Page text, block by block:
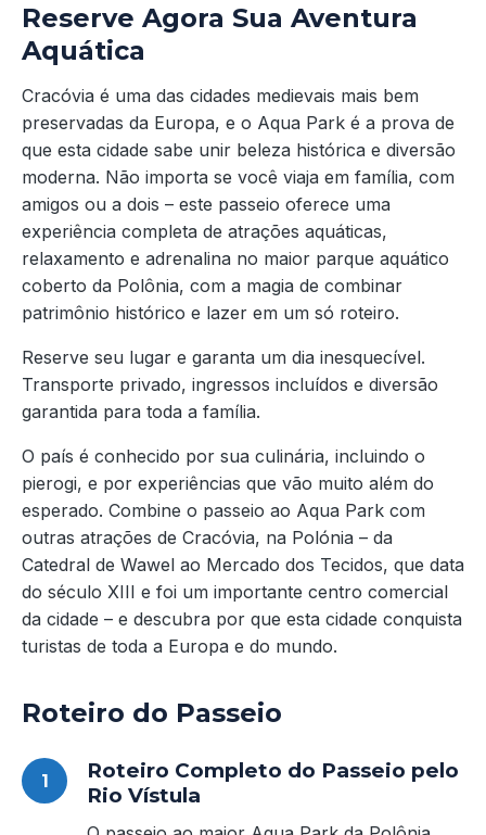
Reserve Agora Sua Aventura
Aquática
Cracóvia é uma das cidades medievais mais bem
preservadas da Europa, e o Aqua Park é a prova de
que esta cidade sabe unir beleza histórica e diversão
moderna. Não importa se você viaja em família, com
amigos ou a dois – este passeio oferece uma
experiência completa de atrações aquáticas,
relaxamento e adrenalina no maior parque aquático
coberto da Polônia, com a magia de combinar
patrimônio histórico e lazer em um só roteiro.
Reserve seu lugar e garanta um dia inesquecível.
Transporte privado, ingressos incluídos e diversão
garantida para toda a família.
O país é conhecido por sua culinária, incluindo o
pierogi, e por experiências que vão muito além do
esperado. Combine o passeio ao Aqua Park com
outras atrações de Cracóvia, na Polónia – da
Catedral de Wawel ao Mercado dos Tecidos, que data
do século XIII e foi um importante centro comercial
da cidade – e descubra por que esta cidade conquista
turistas de toda a Europa e do mundo.
Roteiro do Passeio
Roteiro Completo do Passeio pelo
Rio Vístula